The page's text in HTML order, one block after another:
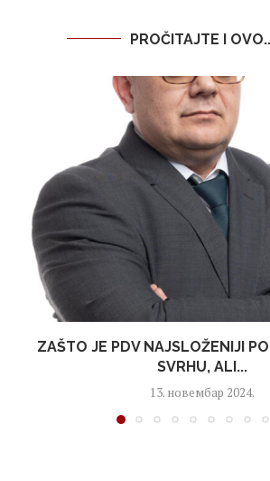
PROČITAJTE I
ZAŠTO JE PDV NAJSLOŽENIJI
SVRHU, ALI...
13. новембар 2024.